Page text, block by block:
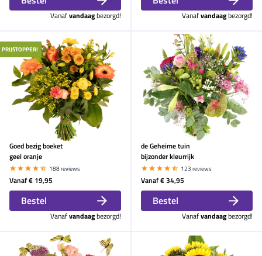
Vanafvandaagbezorgd! Vanafvandaagbezorgd!
PRIJSTOPPER!
Goed bezig boeket
geel oranje
188 reviews
Vanaf€ 19,95
Bestel
Vanafvandaagbezorgd!
de Geheime tuin
bijzonder kleurrijk
123 reviews
Vanaf€ 34,95
Bestel
Vanafvandaagbezorgd!